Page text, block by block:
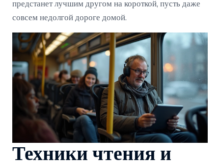
предстанет лучшим другом на короткой, пусть даже
совсем недолгой дороге домой.
Техники чтения и